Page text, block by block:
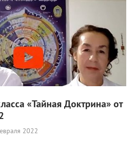
«Тайная Доктрина» от
2022